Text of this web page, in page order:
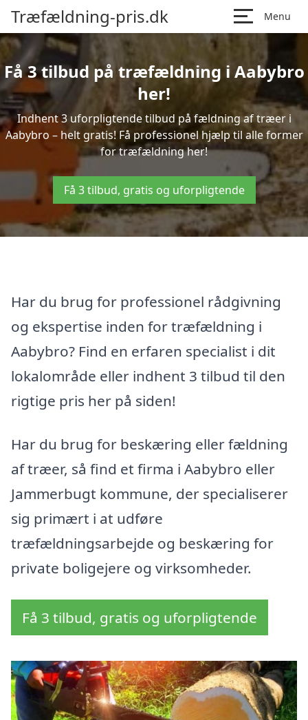
Træfældning-pris.dk Menu
Få 3 tilbud på træfældning i Aabybro
her!
Indhent 3 uforpligtende tilbud på fældning af træer i
Aabybro – helt gratis! Få professionel hjælp til alle former
for træfældning her!
Få 3 tilbud, gratis og uforpligtende
Har du brug for professionel rådgivning
og ekspertise inden for træfældning i
Aabybro? Find en erfaren specialist i dit
lokalområde eller indhent 3 tilbud til den
rigtige pris her på siden!
Har du brug for beskæring eller fældning
af træer, så find et firma i Aabybro eller
Jammerbugt kommune, der specialiserer
sig primært i at udføre
træfældningsarbejde og beskæring for
private boligejere og virksomheder.
Få 3 tilbud, gratis og uforpligtende